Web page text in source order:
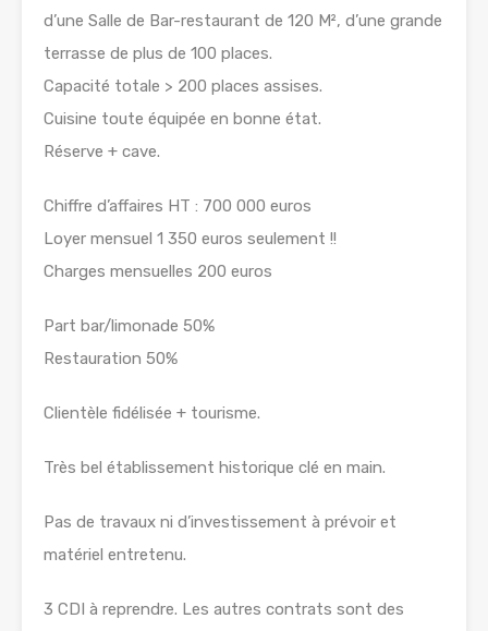
d’une Salle de Bar-restaurant de 120 M², d’une grande
terrasse de plus de 100 places.
Capacité totale > 200 places assises.
Cuisine toute équipée en bonne état.
Réserve + cave.
Chiffre d’affaires HT : 700 000 euros
Loyer mensuel 1 350 euros seulement !!
Charges mensuelles 200 euros
Part bar/limonade 50%
Restauration 50%
Clientèle fidélisée + tourisme.
Très bel établissement historique clé en main.
Pas de travaux ni d’investissement à prévoir et
matériel entretenu.
3 CDI à reprendre. Les autres contrats sont des